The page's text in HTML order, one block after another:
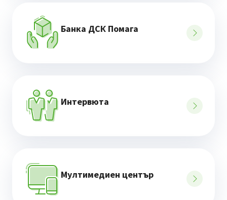
Банка ДСК Помага
Интервюта
Мултимедиен център